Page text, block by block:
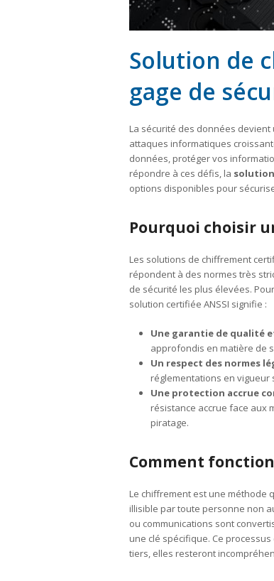
Solution de
gage de
La sécurité des données devient
attaques informatiques
données, protéger vos
répondre à ces défis, la
options disponibles pour
Pourquoi choisir
Les solutions de chiffrement
répondent à des normes très
de sécurité les plus élevées.
solution certifiée ANSSI signifie :
Une garantie de qualité
approfondis en matière de
Un respect des normes
réglementations en vigueur
Une protection accrue
résistance accrue face aux
piratage.
Comment
Le chiffrement est une méthode
illisible par toute personne non
ou communications sont
une clé spécifique. Ce
tiers, elles resteront